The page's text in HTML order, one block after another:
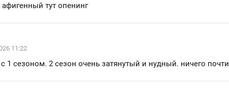
тут опенинг
11:22
1 сезоном. 2 сезон очень затянутый и нудный. ничего